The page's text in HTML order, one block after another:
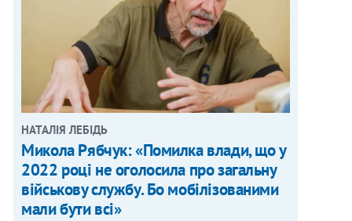
НАТАЛІЯ ЛЕБІДЬ
Микола Рябчук: «Помилка влади, що у
2022 році не оголосила про загальну
військову службу. Бо мобілізованими
мали бути всі»